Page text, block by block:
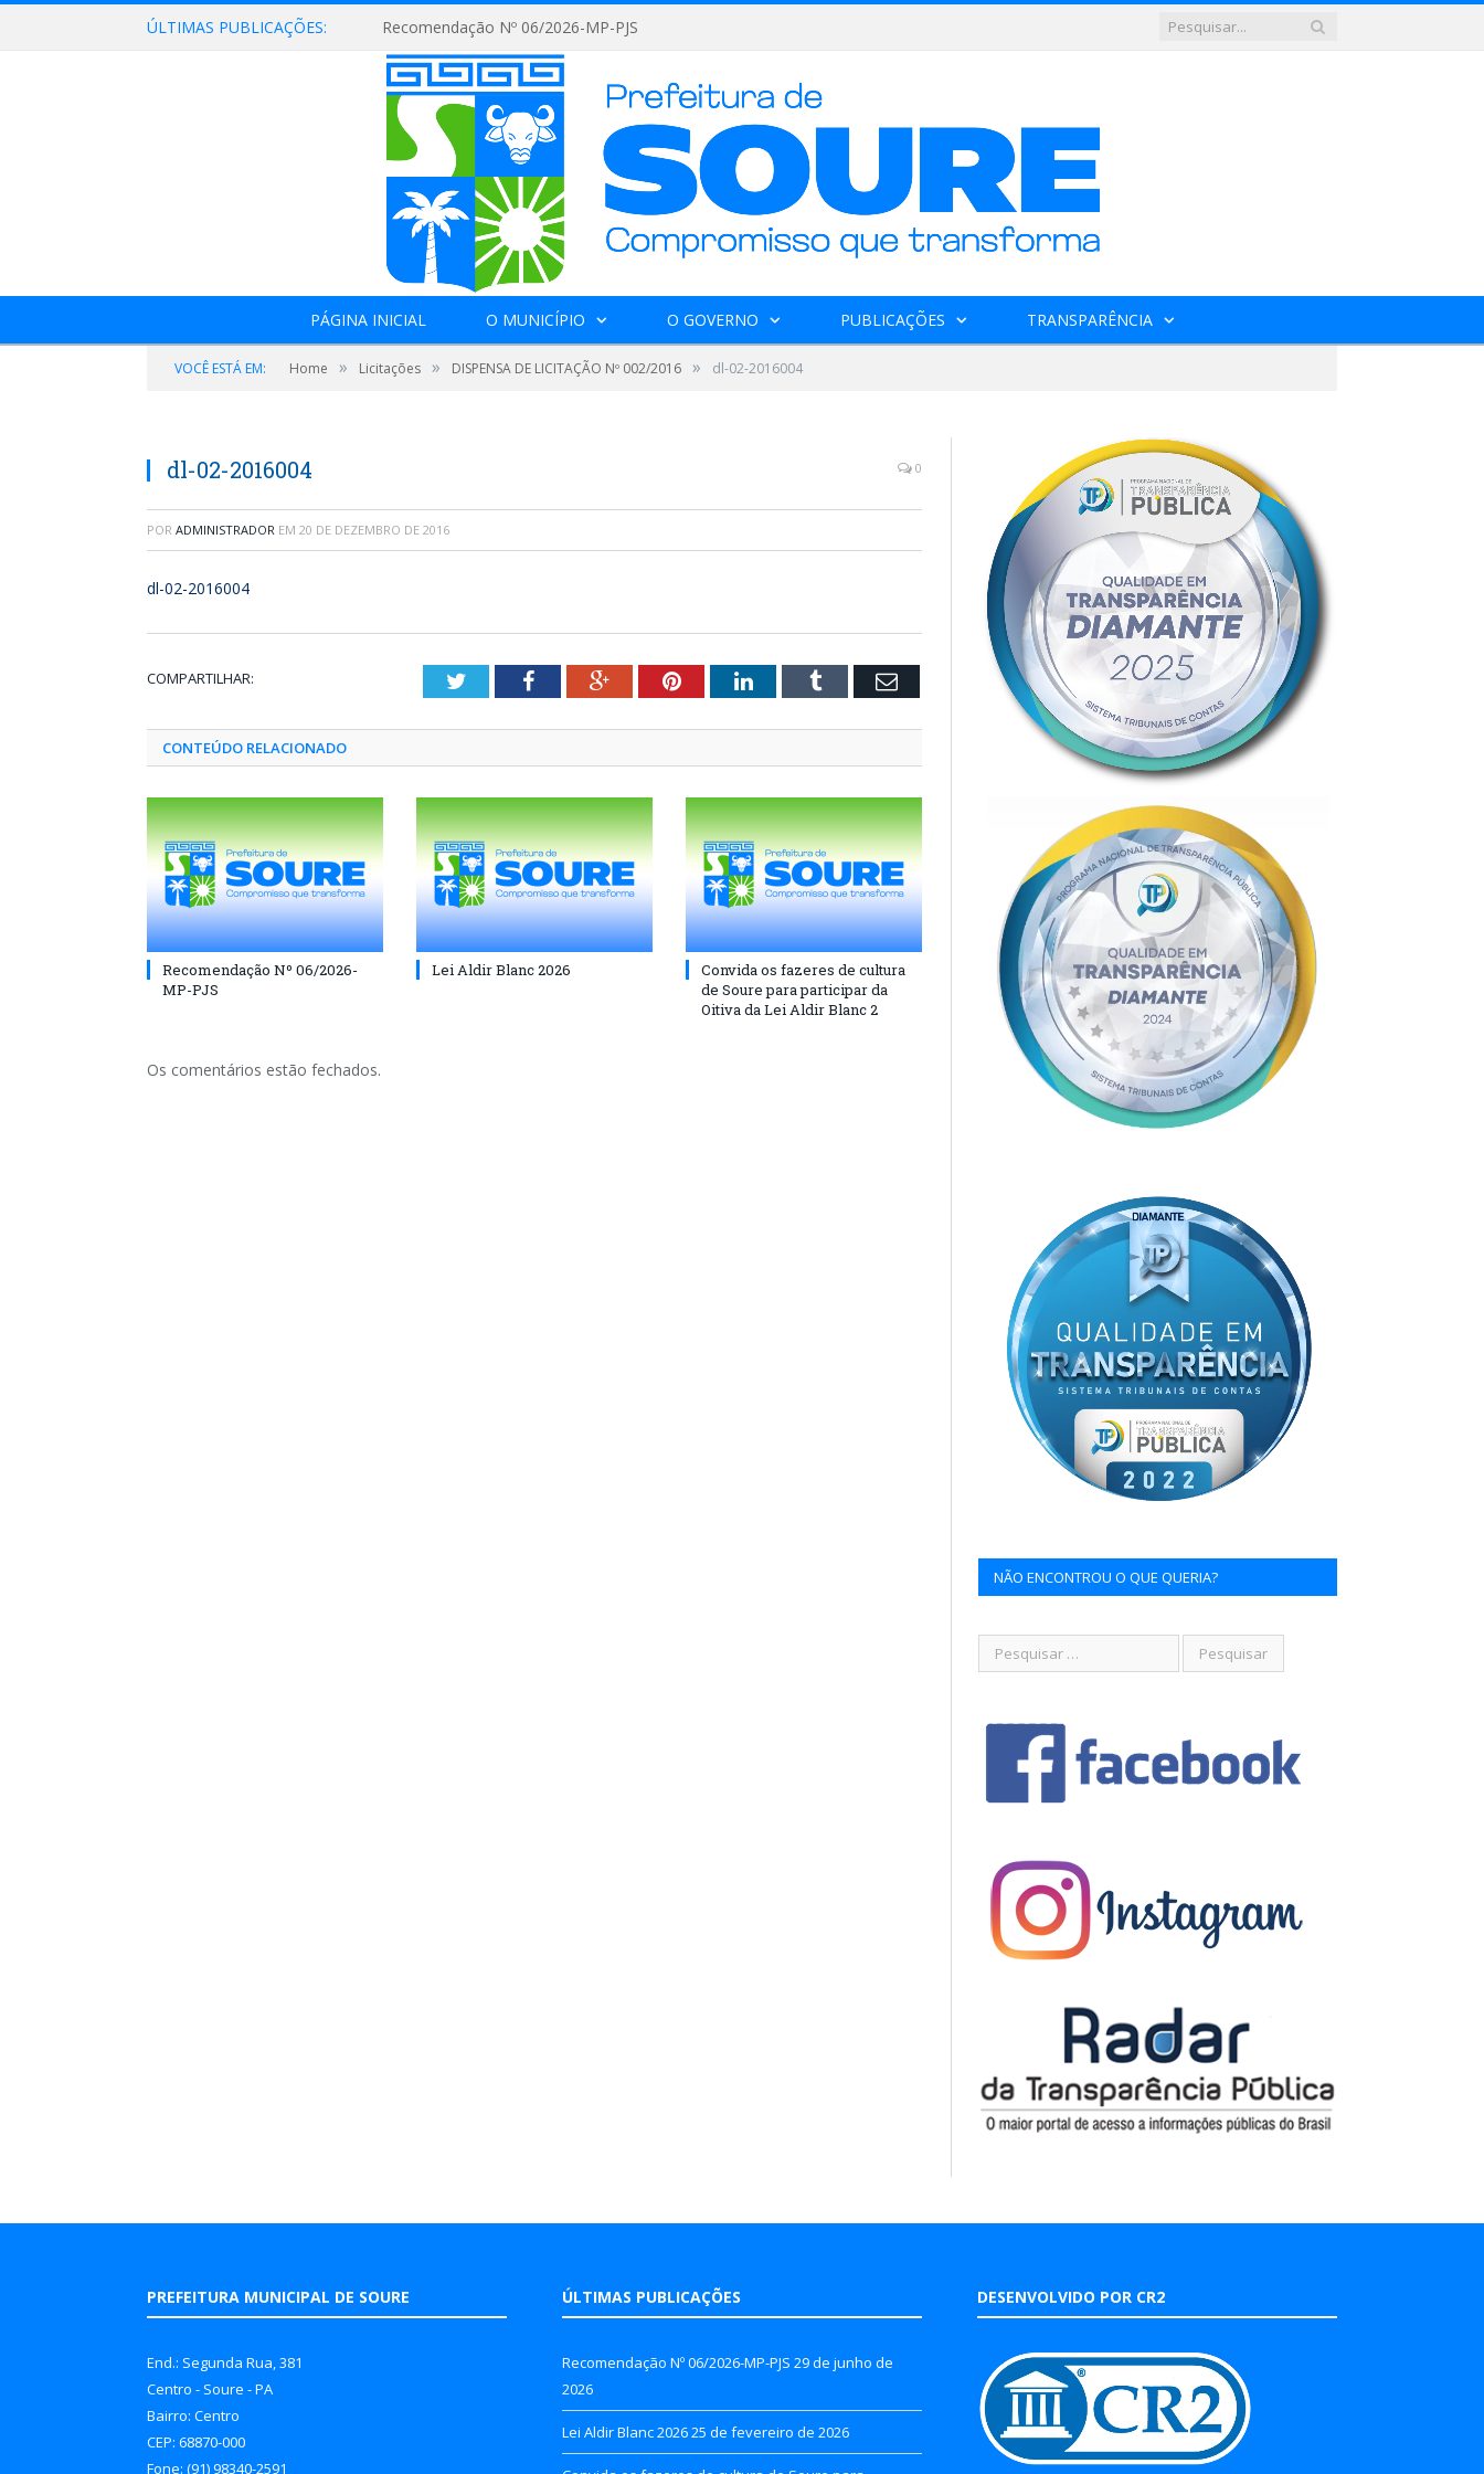
ÚLTIMAS PUBLICAÇÕES: Recomendação Nº 06/2026-MP-PJS
PÁGINA INICIAL O MUNICÍPIO O GOVERNO PUBLICAÇÕES TRANSPARÊNCIA
VOCÊ ESTÁ EM: Home » Licitações » DISPENSA DE LICITAÇÃO Nº 002/2016 » dl-02-2016004
dl-02-2016004 0
POR ADMINISTRADOR EM 20 DE DEZEMBRO DE 2016
dl-02-2016004
COMPARTILHAR: TwitterFacebookGoogle+PinterestLinkedInTumblr Email
CONTEÚDO RELACIONADO
Recomendação Nº 06/2026-
MP-PJS
Lei Aldir Blanc 2026
Convida os fazeres de cultura
de Soure para participar da
Oitiva da Lei Aldir Blanc 2
Os comentários estão fechados.
NÃO ENCONTROU O QUE QUERIA?
PREFEITURA MUNICIPAL DE SOURE
End.: Segunda Rua, 381
Centro - Soure - PA
Bairro: Centro
CEP: 68870-000
Fone: (91) 98340-2591
ÚLTIMAS PUBLICAÇÕES
Recomendação Nº 06/2026-MP-PJS 29 de junho de
2026
Lei Aldir Blanc 202625 de fevereiro de 2026
DESENVOLVIDO POR CR2